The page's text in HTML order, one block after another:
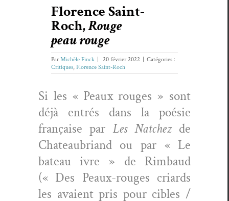
Florence Saint-
Roch,Rouge
peau rouge
ParMichèle Finck 20 février 2022
Catégories :
Critiques, Florence Saint-Roch
Si les « Peaux rouges » sont
déjà entrés dans la poésie
française par Les Natchez de
Chateaubriand ou par « Le
bateau ivre » de Rim­baud
(« Des Peaux-rouges cri­ards
les avaient pris pour cibles /